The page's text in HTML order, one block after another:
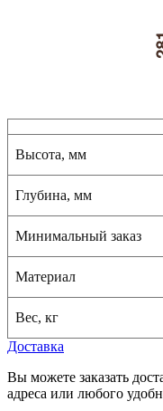
Высота, мм
Глубина, мм
Минимальный заказ
Материал
Вес, кг
Доставка
Вы можете заказать
адреса или любого